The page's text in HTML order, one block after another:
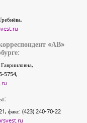
«АВ»
5754,
факс: (423) 240-70-22